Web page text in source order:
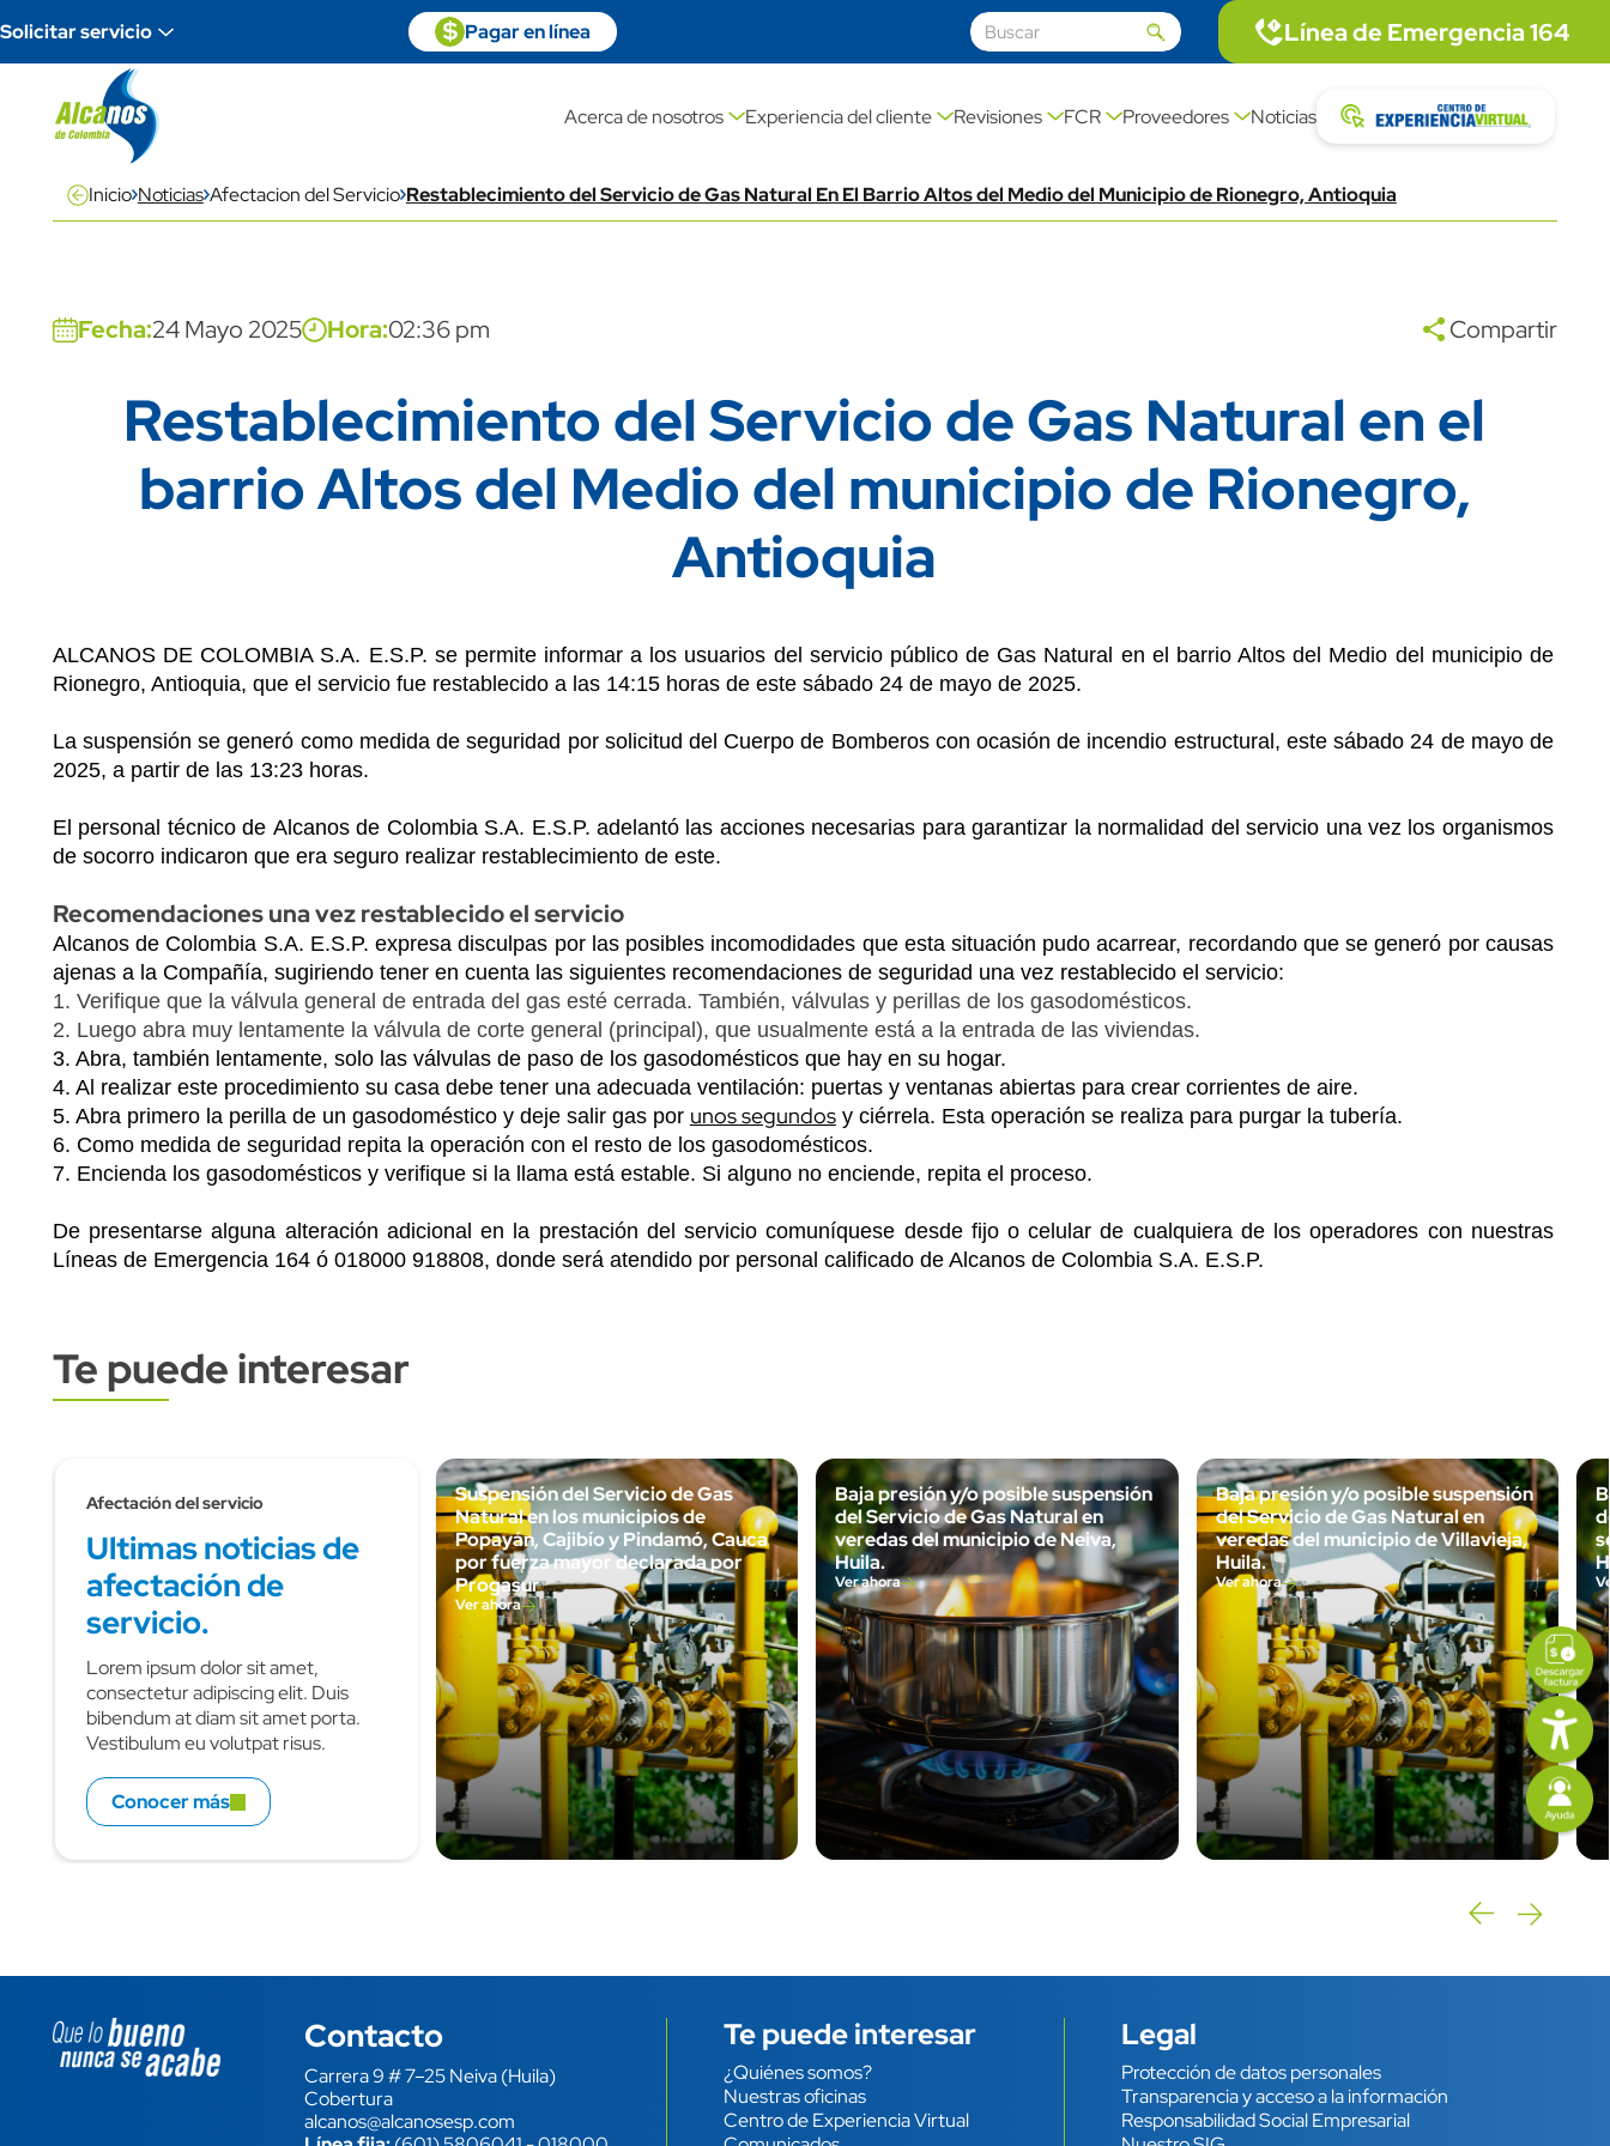
Solicitar servicio
Paga en linea
icon
Imagen
description link
Pagar en línea
Linea de emergencia
icon
Imagendescription link
Línea de Emergencia 164
Acerca de nosotros Experiencia del cliente Revisiones FCR Proveedores Noticias
Centro exp
icon
Imagen
Inicio Noticias Afectacion del Servicio Restablecimiento del Servicio de Gas Natural En El Barrio Altos del Medio del Municipio de Rionegro, Antioquia
Fecha:24 Mayo 2025 Hora:02:36 pm Compartir
Restablecimiento del Servicio de Gas Natural en el
barrio Altos del Medio del municipio de Rionegro,
Antioquia
Content
Descripción
ALCANOS DE COLOMBIA S.A. E.S.P. se permite informar a los usuarios del servicio público de Gas Natural en el barrio Altos del Medio del municipio de
Rionegro, Antioquia, que el servicio fue restablecido a las 14:15 horas de este sábado 24 de mayo de 2025.
La suspensión se generó como medida de seguridad por solicitud del Cuerpo de Bomberos con ocasión de incendio estructural, este sábado 24 de mayo de
2025, a partir de las 13:23 horas.
El personal técnico de Alcanos de Colombia S.A. E.S.P. adelantó las acciones necesarias para garantizar la normalidad del servicio una vez los organismos
de socorro indicaron que era seguro realizar restablecimiento de este.
Recomendaciones una vez restablecido el servicio
Alcanos de Colombia S.A. E.S.P. expresa disculpas por las posibles incomodidades que esta situación pudo acarrear, recordando que se generó por causas
ajenas a la Compañía, sugiriendo tener en cuenta las siguientes recomendaciones de seguridad una vez restablecido el servicio:
1. Verifique que la válvula general de entrada del gas esté cerrada. También, válvulas y perillas de los gasodomésticos.
2. Luego abra muy lentamente la válvula de corte general (principal), que usualmente está a la entrada de las viviendas.
3. Abra, también lentamente, solo las válvulas de paso de los gasodomésticos que hay en su hogar.
4. Al realizar este procedimiento su casa debe tener una adecuada ventilación: puertas y ventanas abiertas para crear corrientes de aire.
5. Abra primero la perilla de un gasodoméstico y deje salir gas por unos segundosy ciérrela. Esta operación se realiza para purgar la tubería.
6. Como medida de seguridad repita la operación con el resto de los gasodomésticos.
7. Encienda los gasodomésticos y verifique si la llama está estable. Si alguno no enciende, repita el proceso.
De presentarse alguna alteración adicional en la prestación del servicio comuníquese desde fijo o celular de cualquiera de los operadores con nuestras
Líneas de Emergencia 164 ó 018000 918808, donde será atendido por personal calificado de Alcanos de Colombia S.A. E.S.P.
Subtitulo
Te puede interesar
Afectación del servicio
Ultimas noticias de
afectación de
servicio.
Lorem ipsum dolor sit amet,
consectetur adipiscing elit. Duis
bibendum at diam sit amet porta.
Vestibulum eu volutpat risus.
nec, auctor ut sapien.
Conocer más
Suspensión del Servicio de Gas
Natural en los municipios de
Popayán, Cajibío y Pindamó, Cauca
por fuerza mayor declarada por
Progasur
Ver ahora
Baja presión y/o posible suspensión
del Servicio de Gas Natural en
veredas del municipio de Neiva,
Huila.
Ver ahora
Baja presión y/o posible suspensión
del Servicio de Gas Natural en
veredas del municipio de Villavieja,
Huila.
Ver ahora
icon
Imagen
link
Imagen
Imagen
Image block Contacto
Carrera 9 # 7–25 Neiva (Huila)
Cobertura
alcanos@alcanosesp.com
Te puede interesar
Enlace
¿Quiénes somos?
Nuestras oficinas
Centro de Experiencia Virtual
Legal
Enlace
Protección de datos personales
Transparencia y acceso a la información
Responsabilidad Social Empresarial